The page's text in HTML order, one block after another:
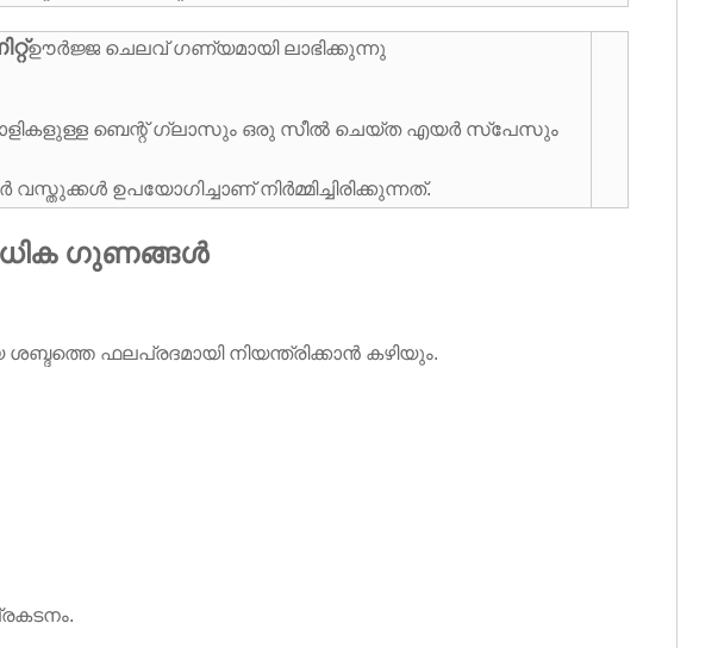
ഊർജ്ജ ചെലവ് ഗണ്യമായി ലാഭിക്കുന്നു
ബെന്റ് ഗ്ലാസും ഒരു സീൽ ചെയ്ത എയർ സ്പേസും
ഉപയോഗിച്ചാണ് നിർമ്മിച്ചിരിക്കുന്നത്.
ഗുണങ്ങൾ
ഫലപ്രദമായി നിയന്ത്രിക്കാൻ കഴിയും.